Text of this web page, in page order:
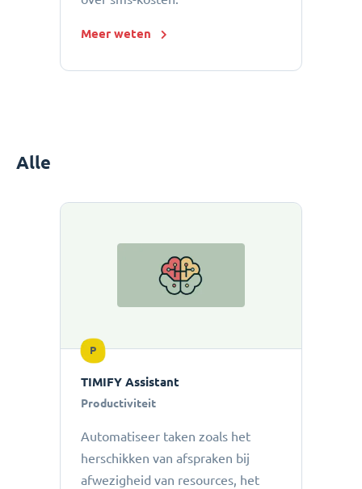
Meer weten
Alle
P
TIMIFY Assistant
Productiviteit
Automatiseer taken zoals het
herschikken van afspraken bij
afwezigheid van resources, het